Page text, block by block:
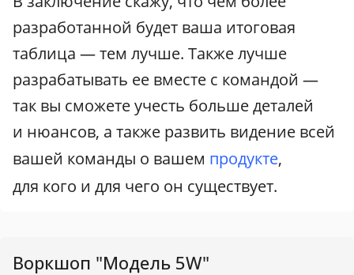
разработанной будет ваша итоговая
таблица — тем лучше. Также лучше
разрабатывать ее вместе с командой —
так вы сможете учесть больше деталей
и нюансов, а также развить видение всей
вашей команды о вашем продукте,
для кого и для чего он существует.
Воркшоп "Модель 5W"